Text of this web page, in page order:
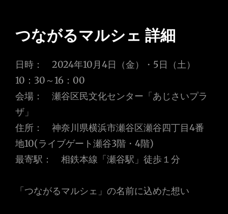
つながるマルシェ 詳細
日時： 2024年10月4日（金）・5日（土）
10：30～16：00
会場： 瀬谷区民文化センター「あじさいプラ
ザ」
住所： 神奈川県横浜市瀬谷区瀬谷四丁目4番
地10(ライブゲート瀬谷3階・4階)
最寄駅： 相鉄本線「瀬谷駅」徒歩１分
「つながるマルシェ」の名前に込めた想い